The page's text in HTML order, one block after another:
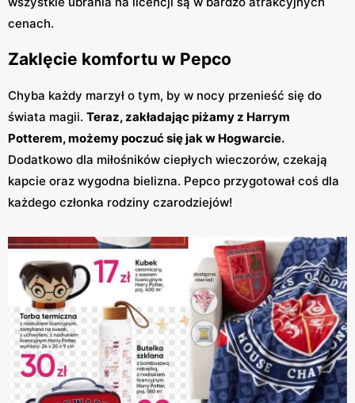
cenach.
Zaklęcie komfortu w Pepco
Chyba każdy marzył o tym, by w nocy przenieść się do
świata magii. Teraz, zakładając piżamy z Harrym
Potterem, możemy poczuć się jak w Hogwarcie.
Dodatkowo dla miłośników ciepłych wieczorów, czekają
kapcie oraz wygodna bielizna. Pepco przygotował coś dla
każdego członka rodziny czarodziejów!